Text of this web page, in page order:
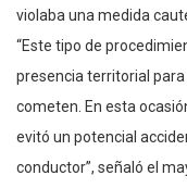
violaba una medida
“Este tipo de
presencia territorial
cometen. En esta
evitó un potencial
conductor”, señaló el